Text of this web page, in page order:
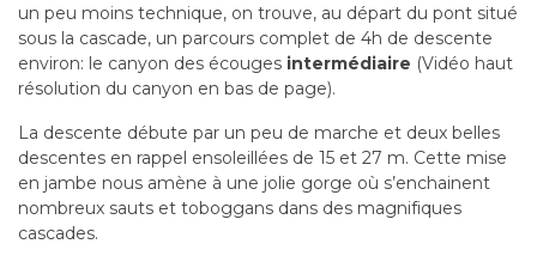
un peu moins technique, on trouve, au départ du pont situé
sous la cascade, un parcours complet de 4h de descente
environ: le canyon des écouges intermédiaire (Vidéo haut
résolution du canyon en bas de page).
La descente débute par un peu de marche et deux belles
descentes en rappel ensoleillées de 15 et 27 m. Cette mise
en jambe nous amène à une jolie gorge où s’enchainent
nombreux sauts et toboggans dans des magnifiques
cascades.